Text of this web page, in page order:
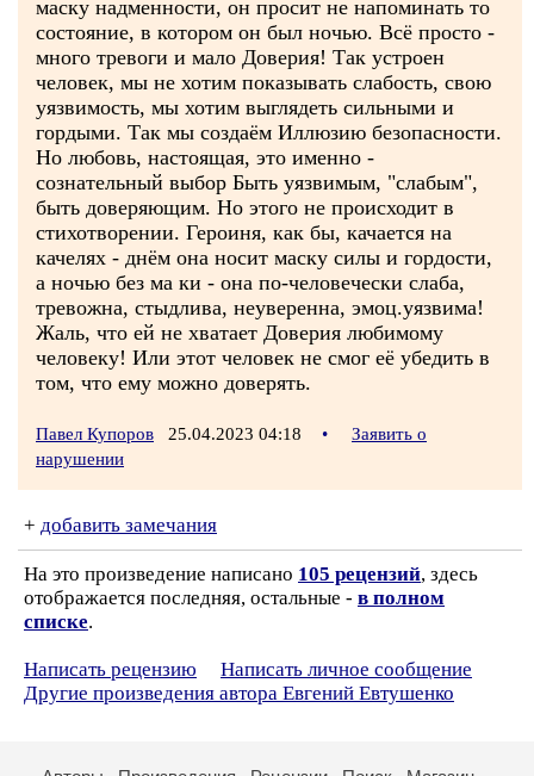
маску надменности, он просит не напоминать то
состояние, в котором он был ночью. Всё просто -
много тревоги и мало Доверия! Так устроен
человек, мы не хотим показывать слабость, свою
уязвимость, мы хотим выглядеть сильными и
гордыми. Так мы создаём Иллюзию безопасности.
Но любовь, настоящая, это именно -
сознательный выбор Быть уязвимым, "слабым",
быть доверяющим. Но этого не происходит в
стихотворении. Героиня, как бы, качается на
качелях - днём она носит маску силы и гордости,
а ночью без ма ки - она по-человечески слаба,
тревожна, стыдлива, неуверенна, эмоц.уязвима!
Жаль, что ей не хватает Доверия любимому
человеку! Или этот человек не смог её убедить в
том, что ему можно доверять.
Павел Купоров 25.04.2023 04:18 •
Заявить о
нарушении
+ добавить замечания
На это произведение написано 105 рецензий, здесь
отображается последняя, остальные - в полном
списке.
Написать рецензию
Написать личное сообщение
Другие произведения автора Евгений Евтушенко